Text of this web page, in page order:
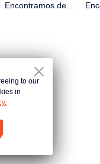
Encontramos de
to our
in